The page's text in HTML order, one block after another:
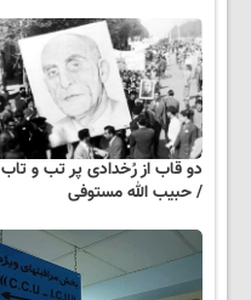
دو قاب از رُخدادی پر تب و تاب
/ حبیب الله مستوفی